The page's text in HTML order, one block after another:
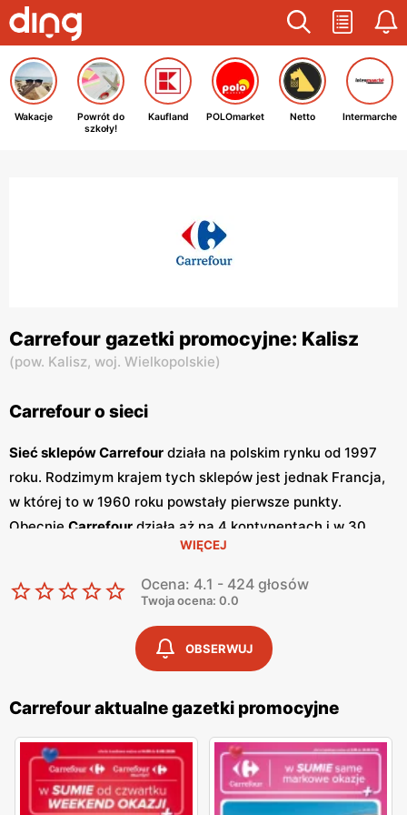
Wakacje
Powrót do
szkoły!
Kaufland POLOmarket Netto Intermarche
Carrefour gazetki promocyjne: Kalisz
(pow. Kalisz, woj. Wielkopolskie)
Carrefour o sieci
Sieć sklepów Carrefour działa na polskim rynku od 1997
roku. Rodzimym krajem tych sklepów jest jednak Francja,
w której to w 1960 roku powstały pierwsze punkty.
Obecnie Carrefour działa aż na 4 kontynentach i w 30
krajach. Wśród nich można wymienić między innymi
Turcję, Tajwan, Słowację, Chiny, Brazylię, Włochy,
Argentynę, Belgię czy też Hiszpanię. Ogółem na całym
świecie działa ponad 12 tysięcy sklepów stacjonarnych
oraz internetowych. Każdego dnia robi w nich zakupu
blisko 30 mln klientów. Wszystko to obsługuje 325 tysięcy
pracowników, współpracujących z bogatą siatką
W Polsce na dzień dzisiejszy marka ta posiada aż 900
sklepów, które działają w 6 formatach. Są to hipermarkety,
supermarkety, mniejsze sklepu hurtowo-dyskontowe,
WIĘCEJ
Ocena: 4.1 - 424 głosów
Twoja ocena: 0.0
OBSERWUJ
Carrefour aktualne gazetki promocyjne